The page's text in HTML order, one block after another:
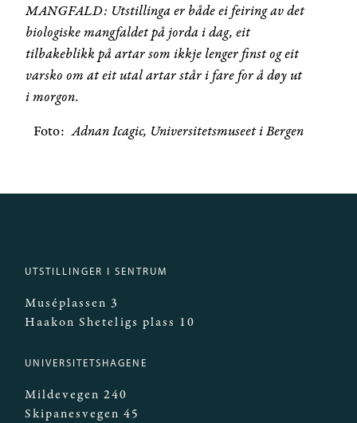
MANGFALD: Utstillinga er både ei feiring av det
biologiske mangfaldet på jorda i dag, eit
tilbakeblikk på artar som ikkje lenger finst og eit
varsko om at eit utal artar står i fare for å døy ut
i morgon.
Foto
Adnan Icagic, Universitetsmuseet i Bergen
UTSTILLINGER I SENTRUM
Muséplassen 3
Haakon Sheteligs plass 10
UNIVERSITETSHAGENE
Mildevegen 240
Skipanesvegen 45